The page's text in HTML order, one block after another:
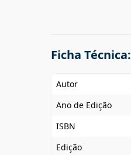
Ficha Técnica:
Autor
Ano de Edição
ISBN
Edição